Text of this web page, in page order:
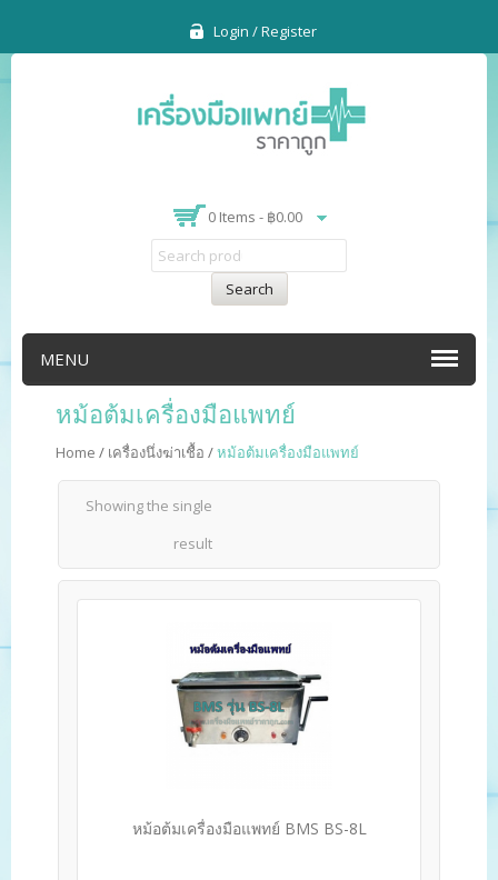
Login / Register
0 Items - ฿0.00
Search
MENU
หม้อต้มเครื่องมือแพทย์
Home / เครื่องนึ่งฆ่าเชื้อ /หม้อต้มเครื่องมือแพทย์
Showing the single
result
หม้อต้มเครื่องมือแพทย์ BMS BS-8L